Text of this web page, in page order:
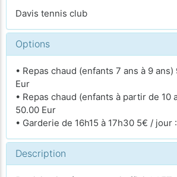
Davis tennis club
Options
• Repas chaud (enfants 7 ans à 9
Eur
• Repas chaud (enfants à partir de 10
50.00 Eur
• Garderie de 16h15 à 17h30 5€ / jour
Description